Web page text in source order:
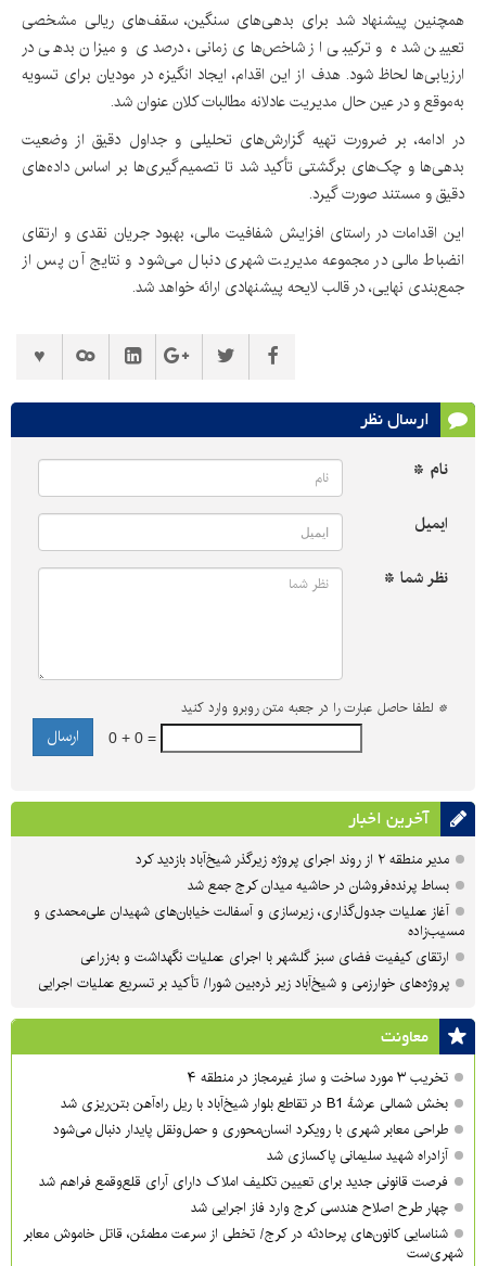
همچنین پیشنهاد شد برای بدهی‌های سنگین، سقف‌های ریالی مشخصی
تعیین شده و ترکیبی از شاخص‌های زمانی، درصدی و میزان بدهی در
ارزیابی‌ها لحاظ شود. هدف از این اقدام، ایجاد انگیزه در مودیان برای تسویه
به‌موقع و در عین حال مدیریت عادلانه مطالبات کلان عنوان شد.
در ادامه، بر ضرورت تهیه گزارش‌های تحلیلی و جداول دقیق از وضعیت
بدهی‌ها و چک‌های برگشتی تأکید شد تا تصمیم‌گیری‌ها بر اساس داده‌های
دقیق و مستند صورت گیرد.
این اقدامات در راستای افزایش شفافیت مالی، بهبود جریان نقدی و ارتقای
انضباط مالی در مجموعه مدیریت شهری دنبال می‌شود و نتایج آن پس از
جمع‌بندی نهایی، در قالب لایحه پیشنهادی ارائه خواهد شد.
ارسال نظر
نام *
ایمیل
نظر شما *
* لطفا حاصل عبارت را در جعبه متن روبرو وارد کنید
0 + 0 =
آخرین اخبار
مدیر منطقه ۲ از روند اجرای پروژه زیرگذر شیخ‌آباد بازدید کرد
بساط پرنده‌فروشان در حاشیه میدان کرج جمع شد
آغاز عملیات جدول‌گذاری، زیرسازی و آسفالت خیابان‌های شهیدان علی‌محمدی و
مسیب‌زاده
ارتقای کیفیت فضای سبز گلشهر با اجرای عملیات نگهداشت و به‌زراعی
پروژه‌های خوارزمی و شیخ‌آباد زیر ذره‌بین شورا/ تأکید بر تسریع عملیات اجرایی
معاونت
تخریب ۳ مورد ساخت و ساز غیرمجاز در منطقه ۴
بخش شمالی عرشهٔ B1 در تقاطع بلوار شیخ‌آباد با ریل راه‌آهن بتن‌ریزی شد
طراحی معابر شهری با رویکرد انسان‌محوری و حمل‌ونقل پایدار دنبال می‌شود
آزادراه شهید سلیمانی پاکسازی شد
فرصت قانونی جدید برای تعیین تکلیف املاک دارای آرای قلع‌وقمع فراهم شد
چهار طرح اصلاح هندسی کرج وارد فاز اجرایی شد
شناسایی کانون‌های پرحادثه در کرج/ تخطی از سرعت مطمئن، قاتل خاموش معابر
شهری‌ست